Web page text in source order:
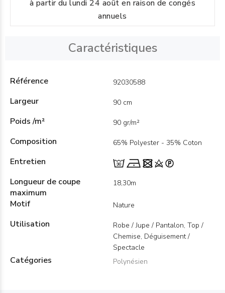
à partir du lundi 24 août en raison de congés
annuels
Caractéristiques
Référence 92030588
Largeur 90 cm
Poids /m² 90 gr/m²
Composition 65% Polyester - 35% Coton
Entretien
Longueur de coupe
maximum
18,30m
Motif Nature
Utilisation
Robe / Jupe / Pantalon, Top /
Chemise, Déguisement /
Spectacle
Catégories Polynésien